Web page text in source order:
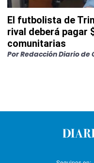
El futbolista de
rival deberá pagar
comunitarias
PorRedacción Diario de